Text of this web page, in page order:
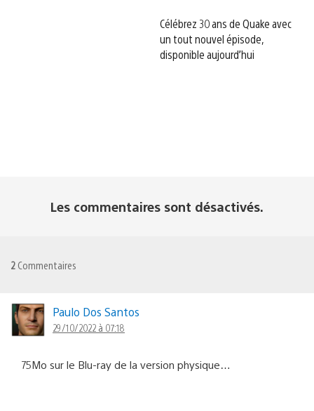
Célébrez 30 ans de Quake avec
un tout nouvel épisode,
disponible aujourd’hui
Les commentaires sont désactivés.
2 Commentaires
Paulo Dos Santos
29/10/2022 à 07:18
75Mo sur le Blu-ray de la version physique…